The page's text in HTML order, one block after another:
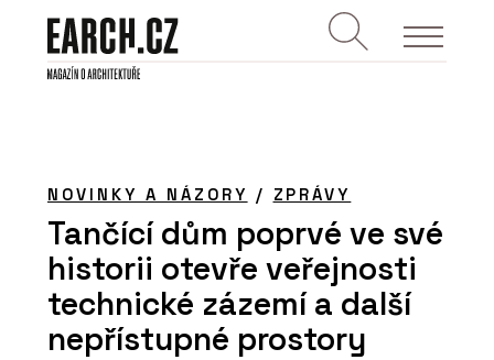
NOVINKY A NÁZORY / ZPRÁVY
Tančící dům poprvé ve své
historii otevře veřejnosti
technické zázemí a další
nepřístupné prostory